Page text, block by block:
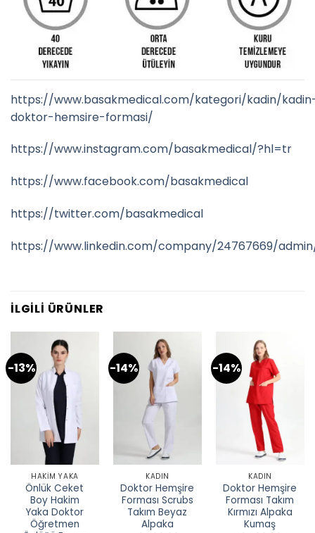
https://www.basakmedical.com/kategori/kadin/
doktor-hemsire-formasi/
https://www.instagram.com/basakmedical/?hl=tr
https://www.facebook.com/basakmedical
https://twitter.com/basakmedical
https://www.linkedin.com/company/24767669/
İLGILI ÜRÜNLER
-13%
HAKIM YAKA
Önlük Ceket
Boy Hakim
Yaka Doktor
Öğretmen
-14%
KADIN
Doktor Hemşire
Forması Scrubs
Takım Beyaz
Alpaka
-14%
KADIN
Doktor Hemşire
Forması Takım
Kırmızı Alpaka
Kumaş